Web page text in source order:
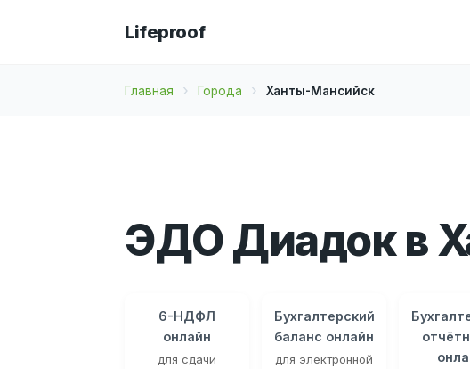
Lifeproof
Главная Города Ханты-Мансийск
ЭДО Диадок в
6-НДФЛ
онлайн
для сдачи
Бухгалтерский
баланс онлайн
для электронной